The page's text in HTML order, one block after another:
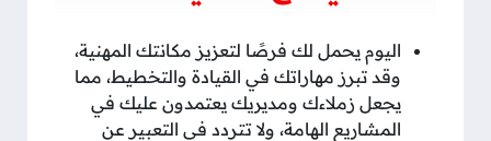
اليوم يحمل لك فرصًا لتعزيز مكانتك المهنية،
وقد تبرز مهاراتك في القيادة والتخطيط، مما
يجعل زملاءك ومديريك يعتمدون عليك في
المشاريع الهامة، ولا تتردد في التعبير عن